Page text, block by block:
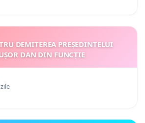
DEMITEREA PREȘEDINTELUI
DAN DIN FUNCȚIE